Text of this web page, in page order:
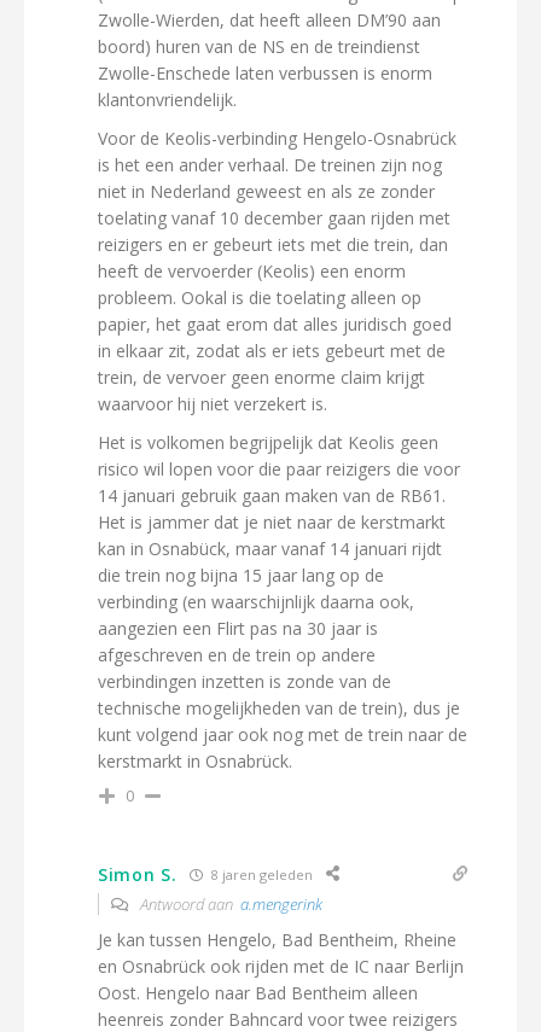
Zwolle-Wierden, dat heeft alleen DM’90 aan
boord) huren van de NS en de treindienst
Zwolle-Enschede laten verbussen is enorm
klantonvriendelijk.
Voor de Keolis-verbinding Hengelo-Osnabrück
is het een ander verhaal. De treinen zijn nog
niet in Nederland geweest en als ze zonder
toelating vanaf 10 december gaan rijden met
reizigers en er gebeurt iets met die trein, dan
heeft de vervoerder (Keolis) een enorm
probleem. Ookal is die toelating alleen op
papier, het gaat erom dat alles juridisch goed
in elkaar zit, zodat als er iets gebeurt met de
trein, de vervoer geen enorme claim krijgt
waarvoor hij niet verzekert is.
Het is volkomen begrijpelijk dat Keolis geen
risico wil lopen voor die paar reizigers die voor
14 januari gebruik gaan maken van de RB61.
Het is jammer dat je niet naar de kerstmarkt
kan in Osnabück, maar vanaf 14 januari rijdt
die trein nog bijna 15 jaar lang op de
verbinding (en waarschijnlijk daarna ook,
aangezien een Flirt pas na 30 jaar is
afgeschreven en de trein op andere
verbindingen inzetten is zonde van de
technische mogelijkheden van de trein), dus je
kunt volgend jaar ook nog met de trein naar de
kerstmarkt in Osnabrück.
0
Simon S. 8 jaren geleden
Antwoord aan a.mengerink
Je kan tussen Hengelo, Bad Bentheim, Rheine
en Osnabrück ook rijden met de IC naar Berlijn
Oost. Hengelo naar Bad Bentheim alleen
heenreis zonder Bahncard voor twee reizigers